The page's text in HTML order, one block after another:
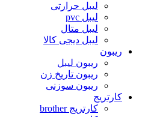
لیبل حرارتی
لیبل pvc
لیبل متال
لیبل دیجی کالا
ریبون
ریبون لیبل
ریبون تاریخ زن
ریبون سوزنی
کارتریج
کارتریج brother